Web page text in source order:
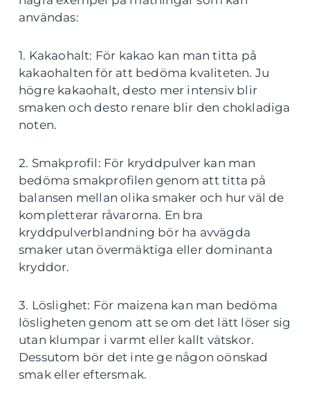
användas:
1. Kakaohalt: För kakao kan man titta på
kakaohalten för att bedöma kvaliteten. Ju
högre kakaohalt, desto mer intensiv blir
smaken och desto renare blir den chokladiga
noten.
2. Smakprofil: För kryddpulver kan man
bedöma smakprofilen genom att titta på
balansen mellan olika smaker och hur väl de
kompletterar råvarorna. En bra
kryddpulverblandning bör ha avvägda
smaker utan övermäktiga eller dominanta
kryddor.
3. Löslighet: För maizena kan man bedöma
lösligheten genom att se om det lätt löser sig
utan klumpar i varmt eller kallt vätskor.
Dessutom bör det inte ge någon oönskad
smak eller eftersmak.